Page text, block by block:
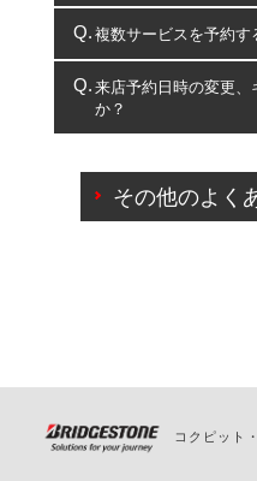
コクピット・タイヤ館
複数サービスを予約す
複数サービスのご予約
一部の商品・サービスの
出来ないものもございます
来店予約日時の変更、
か？
ご来店予約日の3営業
の日時変更につきま
その他のよく
コクピット